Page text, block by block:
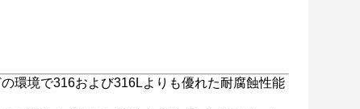
環境で316および316Lよりも優れた耐腐蝕性能